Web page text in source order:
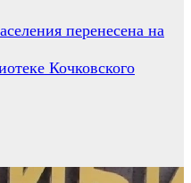
перенесена на
Кочковского